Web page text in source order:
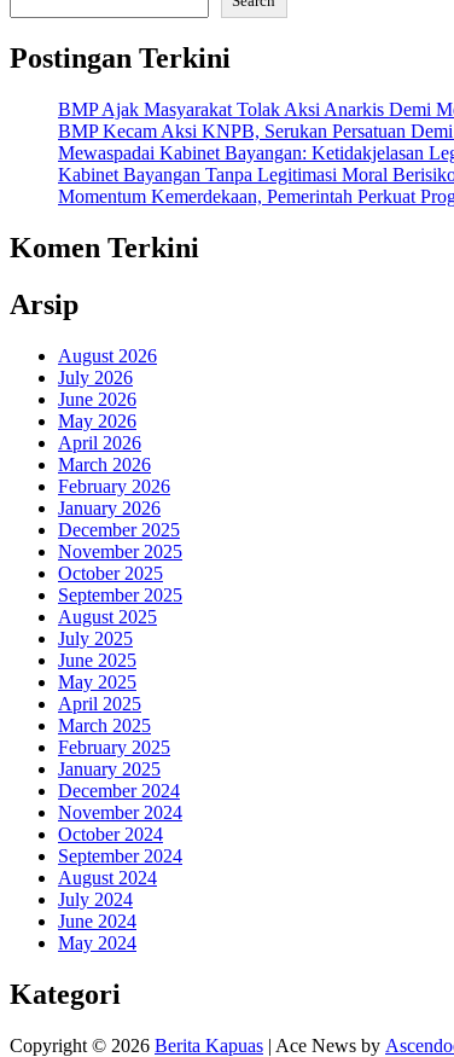
Postingan Terkini
BMP Ajak Masyarakat Tolak Aksi Anarkis Demi
BMP Kecam Aksi KNPB, Serukan Persatuan
Mewaspadai Kabinet Bayangan: Ketidakjelasan
Kabinet Bayangan Tanpa Legitimasi Moral
Momentum Kemerdekaan, Pemerintah Perkuat
Komen Terkini
Arsip
August 2026
July 2026
June 2026
May 2026
April 2026
March 2026
February 2026
January 2026
December 2025
November 2025
October 2025
September 2025
August 2025
July 2025
June 2025
May 2025
April 2025
March 2025
February 2025
January 2025
December 2024
November 2024
October 2024
September 2024
August 2024
July 2024
June 2024
May 2024
Kategori
Copyright © 2026 Berita Kapuas | Ace News by